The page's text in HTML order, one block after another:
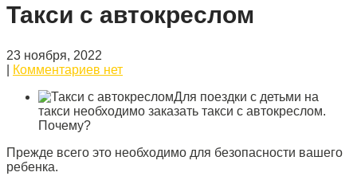
Такси с автокреслом
23 ноября, 2022
Комментариев нет
Для поездки с детьми на
такси необходимо заказать такси с автокреслом.
Почему?
Прежде всего это необходимо для безопасности вашего
ребенка.